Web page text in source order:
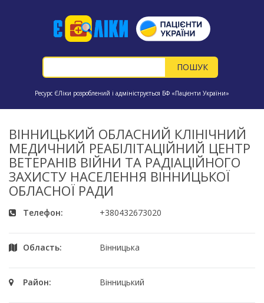
Ресурс ЄЛіки розроблений і адмініструється БФ «Пацієнти України»
ВІННИЦЬКИЙ ОБЛАСНИЙ КЛІНІЧНИЙ
МЕДИЧНИЙ РЕАБІЛІТАЦІЙНИЙ ЦЕНТР
ВЕТЕРАНІВ ВІЙНИ ТА РАДІАЦІЙНОГО
ЗАХИСТУ НАСЕЛЕННЯ ВІННИЦЬКОЇ
ОБЛАСНОЇ РАДИ
Телефон: +380432673020
Область: Вінницька
Район: Вінницький